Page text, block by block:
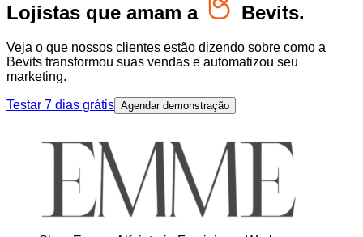
Lojistas que amam a Bevits.
Veja o que nossos clientes estão dizendo sobre como a
Bevits transformou suas vendas e automatizou seu
marketing.
Testar 7 dias grátis Agendar demonstração